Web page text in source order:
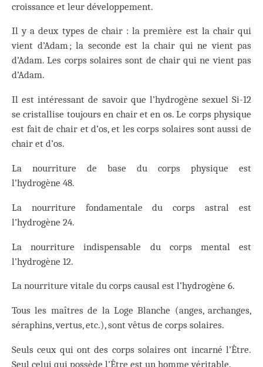
croissance et leur développement.
Il y a deux types de chair : la première est la chair qui
vient d’Adam ; la seconde est la chair qui ne vient pas
d’Adam. Les corps solaires sont de chair qui ne vient pas
d’Adam.
Il est intéressant de savoir que l’hydrogène sexuel Si-12
se cristallise toujours en chair et en os. Le corps physique
est fait de chair et d’os, et les corps solaires sont aussi de
chair et d’os.
La nourriture de base du corps physique est
l’hydrogène 48.
La nourriture fondamentale du corps astral est
l’hydrogène 24.
La nourriture indispensable du corps mental est
l’hydrogène 12.
La nourriture vitale du corps causal est l’hydrogène 6.
Tous les maîtres de la Loge Blanche (anges, archanges,
séraphins, vertus, etc.), sont vêtus de corps solaires.
Seuls ceux qui ont des corps solaires ont incarné l’Être.
Seul celui qui possède l’Être est un homme véritable.